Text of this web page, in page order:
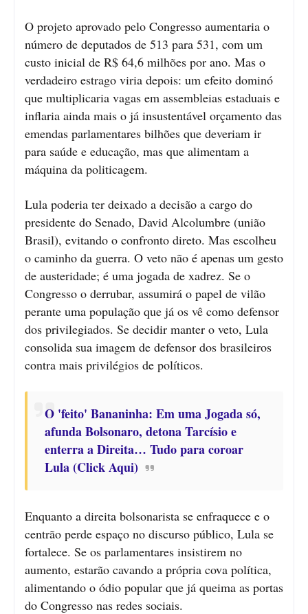
O projeto aprovado pelo Congresso aumentaria o
número de deputados de 513 para 531, com um
custo inicial de R$ 64,6 milhões por ano. Mas o
verdadeiro estrago viria depois: um efeito dominó
que multiplicaria vagas em assembleias estaduais e
inflaria ainda mais o já insustentável orçamento das
emendas parlamentares bilhões que deveriam ir
para saúde e educação, mas que alimentam a
máquina da politicagem.
Lula poderia ter deixado a decisão a cargo do
presidente do Senado, David Alcolumbre (união
Brasil), evitando o confronto direto. Mas escolheu
o caminho da guerra. O veto não é apenas um gesto
de austeridade; é uma jogada de xadrez. Se o
Congresso o derrubar, assumirá o papel de vilão
perante uma população que já os vê como defensor
dos privilegiados. Se decidir manter o veto, Lula
consolida sua imagem de defensor dos brasileiros
contra mais privilégios de políticos.
O 'feito' Bananinha: Em uma Jogada só,
afunda Bolsonaro, detona Tarcísio e
enterra a Direita… Tudo para coroar
Lula (Click Aqui)
Enquanto a direita bolsonarista se enfraquece e o
centrão perde espaço no discurso público, Lula se
fortalece. Se os parlamentares insistirem no
aumento, estarão cavando a própria cova política,
alimentando o ódio popular que já queima as portas
do Congresso nas redes sociais.